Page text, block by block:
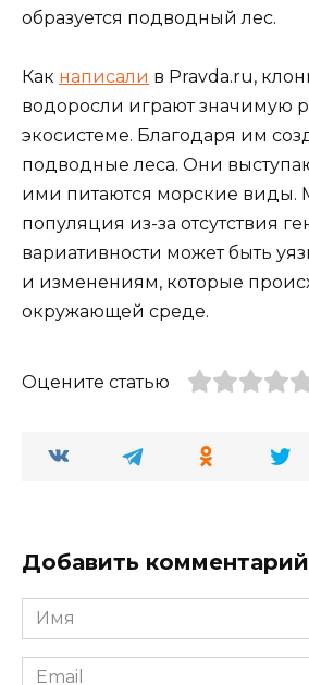
образуется подводный лес.
Как написали в Pravda.ru,
водоросли играют значимую
экосистеме. Благодаря им
подводные леса. Они
ими питаются морские виды.
популяция из-за отсутствия
вариативности может быть
и изменениям, которые
окружающей среде.
Оцените статью
Добавить комментарий
Имя
*
Email